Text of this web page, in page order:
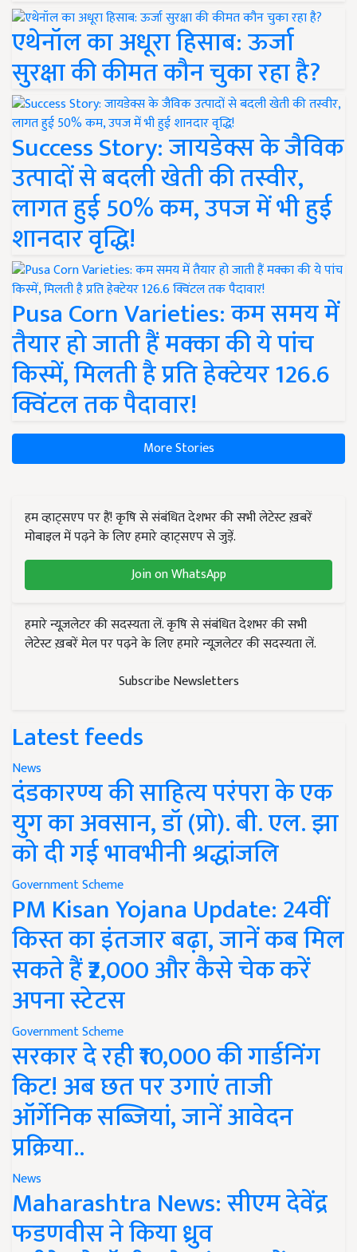
एथेनॉल का अधूरा हिसाब: ऊर्जा
सुरक्षा की कीमत कौन चुका रहा है?
Success Story: जायडेक्स के जैविक
उत्पादों से बदली खेती की तस्वीर,
लागत हुई 50% कम, उपज में भी हुई
शानदार वृद्धि!
Pusa Corn Varieties: कम समय में
तैयार हो जाती हैं मक्का की ये पांच
किस्में, मिलती है प्रति हेक्टेयर 126.6
क्विंटल तक पैदावार!
More Stories
हम व्हाट्सएप पर हैं! कृषि से संबंधित देशभर की सभी लेटेस्ट ख़बरें
मोबाइल में पढ़ने के लिए हमारे व्हाट्सएप से जुड़ें.
Join on WhatsApp
हमारे न्यूज़लेटर की सदस्यता लें. कृषि से संबंधित देशभर की सभी
लेटेस्ट ख़बरें मेल पर पढ़ने के लिए हमारे न्यूज़लेटर की सदस्यता लें.
Subscribe Newsletters
Latest feeds
News
दंडकारण्य की साहित्य परंपरा के एक
युग का अवसान, डॉ (प्रो). बी. एल. झा
को दी गई भावभीनी श्रद्धांजलि
Government Scheme
PM Kisan Yojana Update: 24वीं
किस्त का इंतजार बढ़ा, जानें कब मिल
सकते हैं ₹2,000 और कैसे चेक करें
अपना स्टेटस
Government Scheme
सरकार दे रही ₹10,000 की गार्डनिंग
किट! अब छत पर उगाएं ताजी
ऑर्गेनिक सब्जियां, जानें आवेदन
प्रक्रिया..
News
Maharashtra News: सीएम देवेंद्र
फडणवीस ने किया ध्रुव